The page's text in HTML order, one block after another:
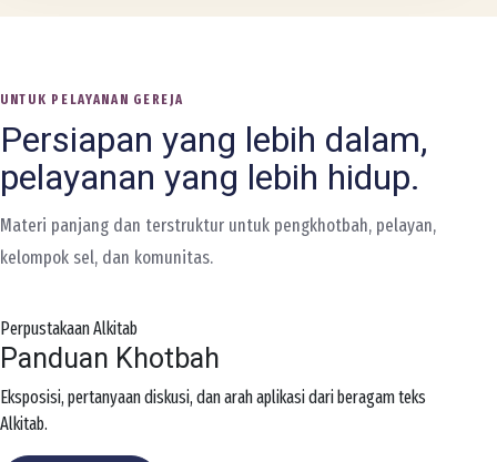
UNTUK PELAYANAN GEREJA
Persiapan yang lebih dalam,
pelayanan yang lebih hidup.
Materi panjang dan terstruktur untuk pengkhotbah, pelayan,
kelompok sel, dan komunitas.
Perpustakaan Alkitab
Panduan Khotbah
Eksposisi, pertanyaan diskusi, dan arah aplikasi dari beragam teks
Alkitab.